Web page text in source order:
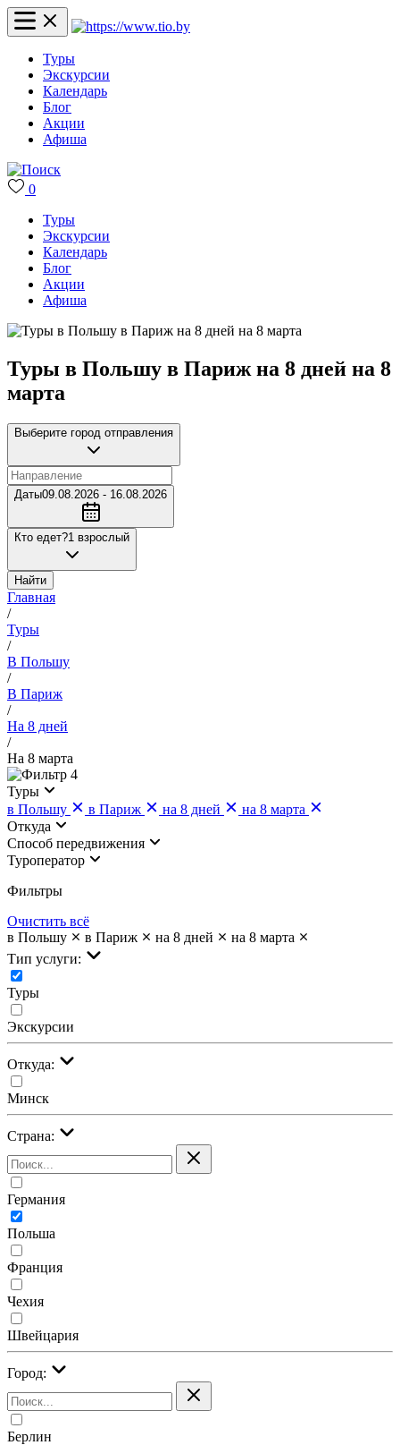
Туры
Экскурсии
Календарь
Блог
Акции
Афиша
0
Туры
Экскурсии
Календарь
Блог
Акции
Афиша
Туры в Польшу в Париж на 8 дней на 8
марта
Выберите город отправления
Даты09.08.2026 - 16.08.2026
Кто едет?1 взрослый
Найти
Главная
/
Туры
/
В Польшу
/
В Париж
/
На 8 дней
/
На 8 марта
4
Туры
в Польшу
в Париж на 8 дней
на 8 марта
Откуда
Cпособ передвижения
Туроператор
Фильтры
Очистить всё
в Польшу
в Париж на 8 дней
на 8 марта
Тип услуги:
Туры
Экскурсии
Откуда:
Минск
Страна:
Германия
Польша
Франция
Чехия
Швейцария
Город:
Берлин